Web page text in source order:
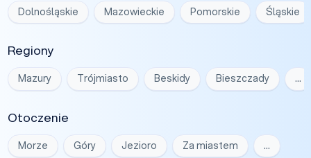
Dolnośląskie Mazowieckie Pomorskie Śląskie
Regiony
Mazury Trójmiasto Beskidy Bieszczady …
Otoczenie
Morze Góry Jezioro Za miastem …